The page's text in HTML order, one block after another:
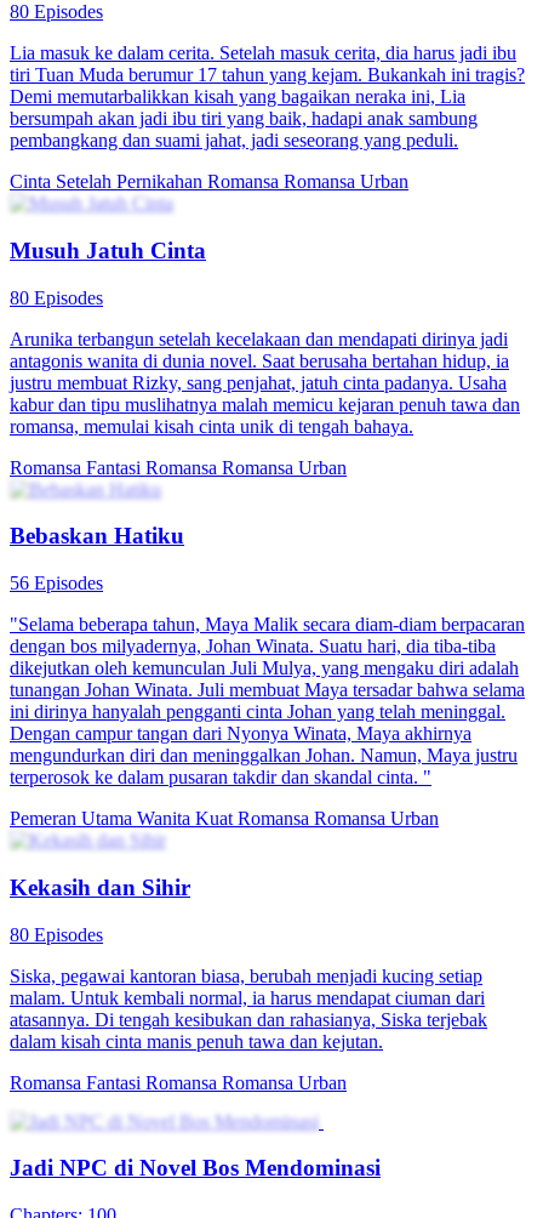
80 Episodes
Lia masuk ke dalam cerita. Setelah masuk cerita, dia harus jadi ibu
tiri Tuan Muda berumur 17 tahun yang kejam. Bukankah ini tragis?
Demi memutarbalikkan kisah yang bagaikan neraka ini, Lia
bersumpah akan jadi ibu tiri yang baik, hadapi anak sambung
pembangkang dan suami jahat, jadi seseorang yang peduli.
Cinta Setelah Pernikahan Romansa Romansa Urban
Musuh Jatuh Cinta
80 Episodes
Arunika terbangun setelah kecelakaan dan mendapati dirinya jadi
antagonis wanita di dunia novel. Saat berusaha bertahan hidup, ia
justru membuat Rizky, sang penjahat, jatuh cinta padanya. Usaha
kabur dan tipu muslihatnya malah memicu kejaran penuh tawa dan
romansa, memulai kisah cinta unik di tengah bahaya.
Romansa Fantasi Romansa Romansa Urban
Bebaskan Hatiku
56 Episodes
"Selama beberapa tahun, Maya Malik secara diam-diam berpacaran
dengan bos milyadernya, Johan Winata. Suatu hari, dia tiba-tiba
dikejutkan oleh kemunculan Juli Mulya, yang mengaku diri adalah
tunangan Johan Winata. Juli membuat Maya tersadar bahwa selama
ini dirinya hanyalah pengganti cinta Johan yang telah meninggal.
Dengan campur tangan dari Nyonya Winata, Maya akhirnya
mengundurkan diri dan meninggalkan Johan. Namun, Maya justru
terperosok ke dalam pusaran takdir dan skandal cinta. "
Pemeran Utama Wanita Kuat Romansa Romansa Urban
Kekasih dan Sihir
80 Episodes
Siska, pegawai kantoran biasa, berubah menjadi kucing setiap
malam. Untuk kembali normal, ia harus mendapat ciuman dari
atasannya. Di tengah kesibukan dan rahasianya, Siska terjebak
dalam kisah cinta manis penuh tawa dan kejutan.
Romansa Fantasi Romansa Romansa Urban
Jadi NPC di Novel Bos Mendominasi